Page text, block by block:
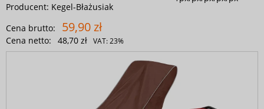
Producent: Kegel-Błażusiak
Cena brutto:
59,90 zł
Cena netto: 48,70 zł VAT:23%